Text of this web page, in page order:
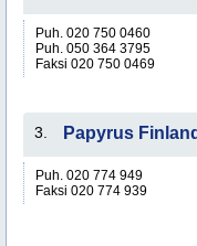
Puh. 020 750 0460
Puh. 050 364 3795
Faksi 020 750 0469
3. Papyrus
Puh. 020 774 949
Faksi 020 774 939